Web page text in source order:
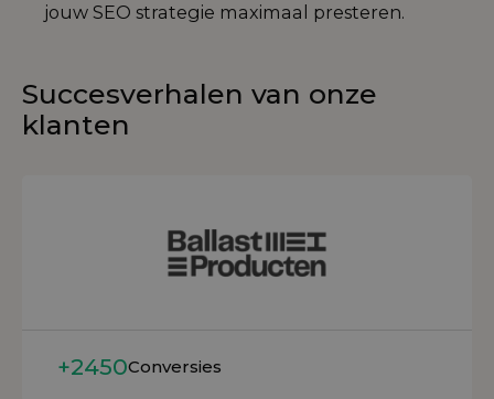
jouw SEO strategie maximaal presteren.
Succesverhalen van onze
klanten
+2450Conversies